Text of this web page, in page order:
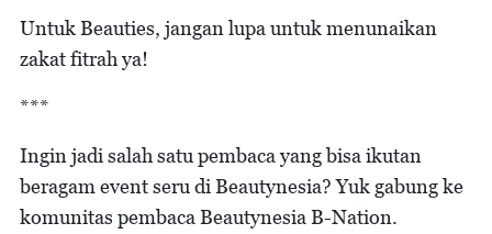
Untuk Beauties, jangan lupa untuk menunaikan
zakat fitrah ya!
***
Ingin jadi salah satu pembaca yang bisa ikutan
beragam event seru di Beautynesia? Yuk gabung ke
komunitas pembaca Beautynesia B-Nation.